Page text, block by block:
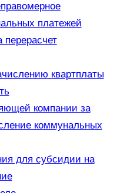
платежей
квартплаты
компании за
коммунальных
для субсидии на